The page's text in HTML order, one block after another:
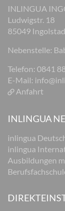
INLINGUA
Ludwigstr. 18
85049
Nebenstelle:
Telefon: 0841
E-Mail:
Anfahrt
INLINGUA
inlingua
inlingua
Ausbildungen